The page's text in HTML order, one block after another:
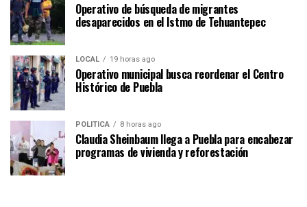
Operativo de búsqueda de migrantes
desaparecidos en el Istmo de Tehuantepec
LOCAL 19 horas ago
Operativo municipal busca reordenar el Centro
Histórico de Puebla
POLÍTICA 8 horas ago
Claudia Sheinbaum llega a Puebla para encabezar
programas de vivienda y reforestación